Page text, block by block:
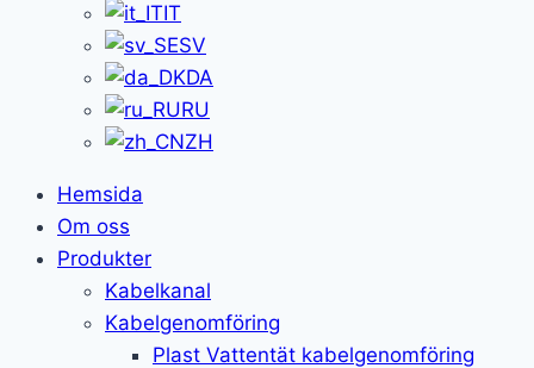
IT
SV
DA
RU
ZH
Hemsida
Om oss
Produkter
Kabelkanal
Kabelgenomföring
Plast Vattentät kabelgenomföring